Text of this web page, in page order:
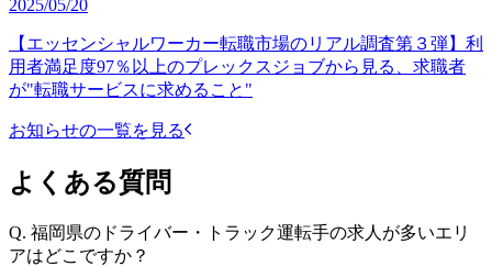
2025/05/20
【エッセンシャルワーカー転職市場のリアル調査第３弾】利
用者満足度97％以上のプレックスジョブから見る、求職者
が"転職サービスに求めること"
お知らせの一覧を見る
よくある質問
Q. 福岡県のドライバー・トラック運転手の求人が多いエリ
アはどこですか？